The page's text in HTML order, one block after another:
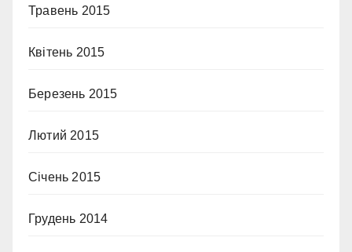
Травень 2015
Квітень 2015
Березень 2015
Лютий 2015
Січень 2015
Грудень 2014